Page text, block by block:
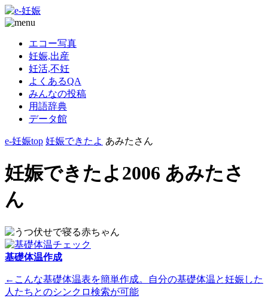
エコー写真
妊娠,出産
妊活,不妊
よくあるQA
みんなの投稿
用語辞典
データ館
e-妊娠top 妊娠できたよ あみたさん
妊娠できたよ2006 あみたさ
ん
基礎体温作成
←こんな基礎体温表を簡単作成。自分の基礎体温と妊娠した
人たちとのシンクロ検索が可能